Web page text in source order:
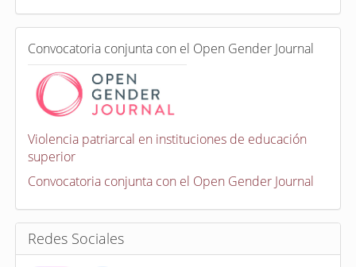
a
e
n
C
o
o
a
t
o
r
a
s
Convocatoria conjunta con el Open Gender Journal
Violencia patriarcal en instituciones de educación
superior
Convocatoria conjunta con el Open Gender Journal
Redes Sociales